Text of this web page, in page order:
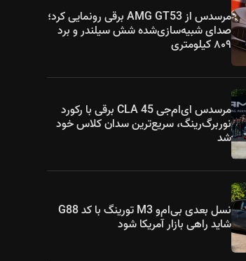
مرسدس از AMG GT53 برقی رونمایی کرد؛
صدای شبیه‌سازی‌شده شش سیلندر و برد
۸۰۹ کیلومتری
مرسدس ای‌ام‌جی CLA 45 برقی با رکورد
نوربرگ‌رینگ، سریع‌ترین سدان کلاس خود
شد
نسل بعدی بی‌ام‌و M3 تورینگ با کد G88
شاید راهی بازار آمریکا شود